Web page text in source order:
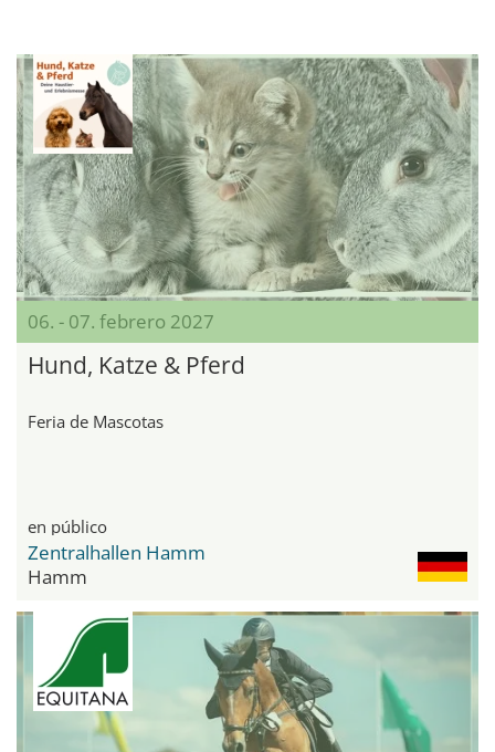
06. - 07. febrero 2027
Hund, Katze & Pferd
Feria de Mascotas
en público
Zentralhallen Hamm
Hamm